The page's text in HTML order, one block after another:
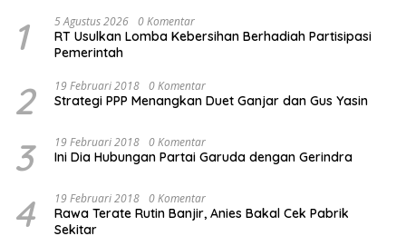
1 5 Agustus 2026 0 Komentar
RT Usulkan Lomba Kebersihan Berhadiah Partisipasi
Pemerintah
2 19 Februari 2018 0 Komentar
Strategi PPP Menangkan Duet Ganjar dan Gus Yasin
3 19 Februari 2018 0 Komentar
Ini Dia Hubungan Partai Garuda dengan Gerindra
4 19 Februari 2018 0 Komentar
Rawa Terate Rutin Banjir, Anies Bakal Cek Pabrik
Sekitar